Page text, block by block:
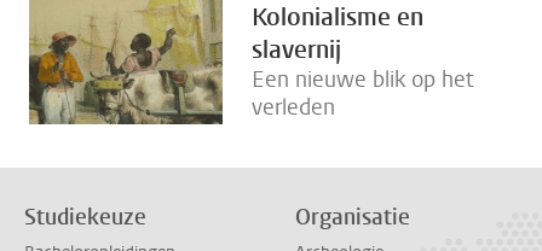
Kolonialisme en
slavernij
Een nieuwe blik op het
verleden
Studiekeuze Organisatie